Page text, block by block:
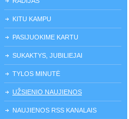
KITU KAMPU
PASIJUOKIME KARTU
SUKAKTYS, JUBILIEJAI
TYLOS MINUTĖ
UŽSIENIO NAUJIENOS
NAUJIENOS RSS KANALAIS